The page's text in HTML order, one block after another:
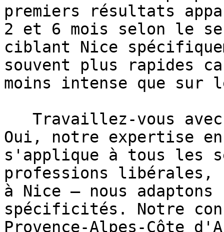
premiers résultats
2 et 6 mois selon le
ciblant Nice
souvent plus rapides
moins intense que sur
Oui, notre expertise en
s'applique à tous les
professions libérales,
à Nice — nous
spécificités. Notre
Provence-Alpes-Côte